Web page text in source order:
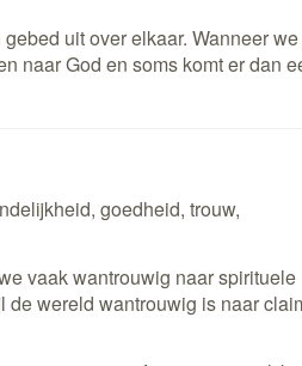
uit over elkaar. Wanneer
naar God en soms komt er dan
goedheid, trouw,
vaak wantrouwig naar spirituele
wereld wantrouwig is naar